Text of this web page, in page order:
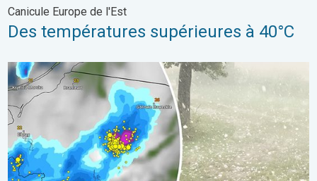
Canicule Europe de l'Est
Des températures supérieures à 40°C
Orage de grêle gigantesque en Pologne. Fortes intempéries.